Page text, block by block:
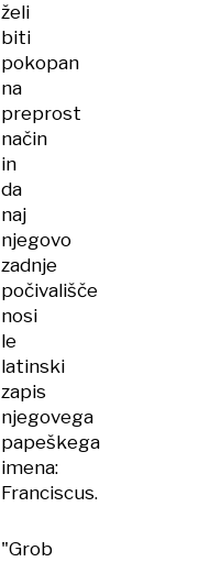
želi
biti
pokopan
na
preprost
način
in
da
naj
njegovo
zadnje
počivališče
nosi
le
latinski
zapis
njegovega
papeškega
imena:
Franciscus.
"Grob